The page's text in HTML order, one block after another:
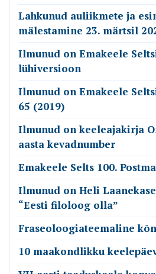
Lahkunud auliikmete ja
mälestamine 23. märtsil
Ilmunud on Emakeele
lühiversioon
Ilmunud on Emakeele
65 (2019)
Ilmunud on keeleajakirja
aasta kevadnumber
Emakeele Selts 100.
Ilmunud on Heli
“Eesti filoloog olla”
Fraseoloogiateemaline
10 maakondlikku